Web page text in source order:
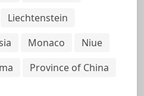
Liechtenstein
Monaco
Niue
Province of China